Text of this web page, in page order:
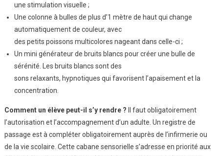
une stimulation visuelle ;
Une colonne à bulles de plus d’1 mètre de haut qui change
automatiquement de couleur, avec
des petits poissons multicolores nageant dans celle-ci ;
Un mini générateur de bruits blancs pour créer une bulle de
sérénité. Les bruits blancs sont des
sons relaxants, hypnotiques qui favorisent l’apaisement et la
concentration.
Comment un élève peut-il s’y rendre ? Il faut obligatoirement
l’autorisation et l’accompagnement d’un adulte. Un registre de
passage est à compléter obligatoirement auprès de l’infirmerie ou
de la vie scolaire. Cette cabane sensorielle s’adresse en priorité aux